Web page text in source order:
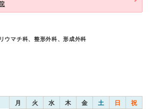
ウマチ科、整形外科、形成外科
月 火 水 木 金 土 日 祝